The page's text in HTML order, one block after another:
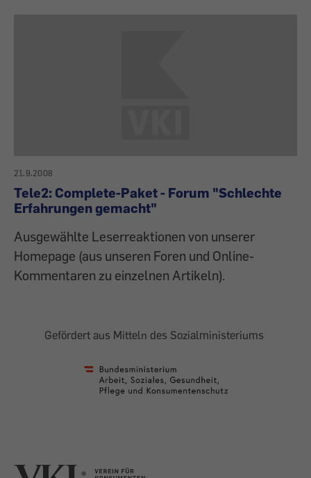
21.9.2008
Tele2: Complete-Paket - Forum "Schlechte
Erfahrungen gemacht"
Ausgewählte Leserreaktionen von unserer
Homepage (aus unseren Foren und Online-
Kommentaren zu einzelnen Artikeln).
Gefördert aus Mitteln des Sozialministeriums